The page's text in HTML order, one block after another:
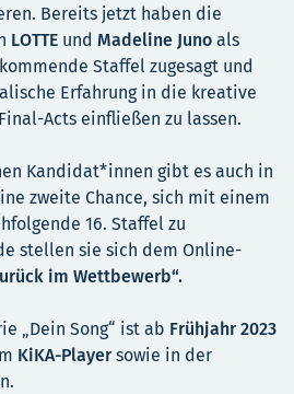
Bereits jetzt haben die
LOTTE und Madeline Juno als
Staffel zugesagt und
Erfahrung in die kreative
Acts einfließen zu lassen.
Kandidat*innen gibt es auch in
zweite Chance, sich mit einem
16. Staffel zu
stellen sie sich dem Online-
im Wettbewerb“.
„Dein Song“ ist ab Frühjahr 2023
KiKA-Playersowie in der